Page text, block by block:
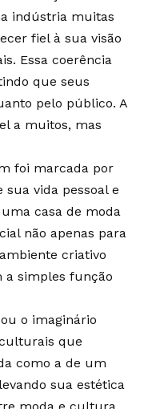
indústria muitas
fiel à sua visão
Essa coerência
que seus
pelo público. A
a muitos, mas
foi marcada por
vida pessoal e
casa de moda
não apenas para
criativo
a simples função
o imaginário
que
como a de um
sua estética